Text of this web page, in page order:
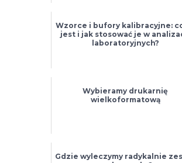
Wzorce i bufory kalibracyjne:
jest i jak stosować je w
laboratoryjnych?
Wybieramy drukarnię
wielkoformatową
Gdzie wyleczymy radykalnie